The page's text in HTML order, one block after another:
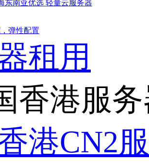
东南亚优选 轻量云服务器
弹性配置
租用
香港服
港CN2